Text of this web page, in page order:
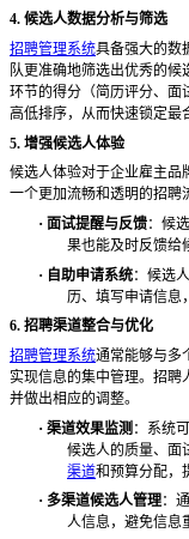
4. 候选人数据分析与筛选
招聘管理系统具备强大的数
队更准确地筛选出优秀的
环节的得分（简历评分、面
高低排序，从而快速锁定最
5. 增强候选人体验
候选人体验对于企业雇主品
一个更加流畅和透明的招聘
· 面试提醒与反馈：候
果也能及时反馈给
· 自助申请系统：候选
历、填写申请信息
6. 招聘渠道整合与优化
招聘管理系统通常能够与多
实现信息的集中管理。招聘
并做出相应的调整。
· 渠道效果监测 ：系统
候选人的质量、面
渠道和预算分配，
· 多渠道候选人管理：
人信息，避免信息